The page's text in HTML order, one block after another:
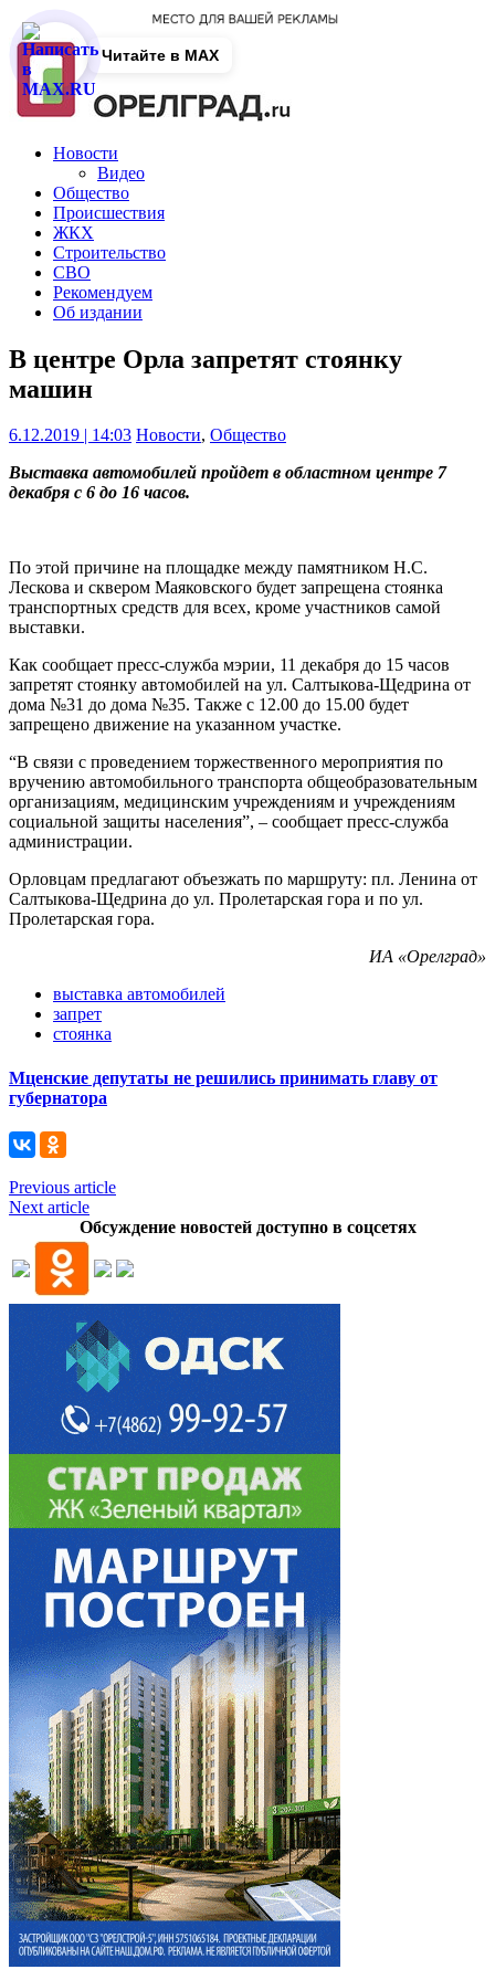
Новости
Видео
Общество
Происшествия
ЖКХ
Строительство
СВО
Рекомендуем
Об издании
В центре Орла запретят стоянку
машин
6.12.2019 | 14:03 Новости, Общество
Выставка автомобилей пройдет в областном центре 7
декабря с 6 до 16 часов.
По этой причине на площадке между памятником Н.С.
Лескова и сквером Маяковского будет запрещена стоянка
транспортных средств для всех, кроме участников самой
выставки.
Как сообщает пресс-служба мэрии, 11 декабря до 15 часов
запретят стоянку автомобилей на ул. Салтыкова-Щедрина от
дома №31 до дома №35. Также с 12.00 до 15.00 будет
запрещено движение на указанном участке.
“В связи с проведением торжественного мероприятия по
вручению автомобильного транспорта общеобразовательным
организациям, медицинским учреждениям и учреждениям
социальной защиты населения”, – сообщает пресс-служба
администрации.
Орловцам предлагают объезжать по маршруту: пл. Ленина от
Салтыкова-Щедрина до ул. Пролетарская гора и по ул.
Пролетарская гора.
ИА «Орелград»
выставка автомобилей
запрет
стоянка
Мценские депутаты не решились принимать главу от
губернатора
Previous article
Next article
Обсуждение новостей доступно в соцсетях
Читайте в MAX